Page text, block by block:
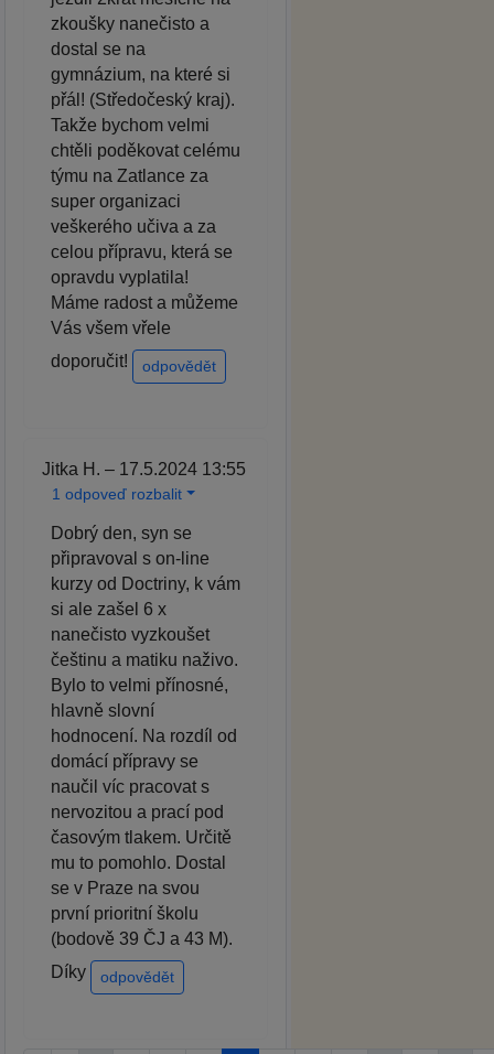
zkoušky nanečisto a
dostal se na
gymnázium, na které si
přál! (Středočeský kraj).
Takže bychom velmi
chtěli poděkovat celému
týmu na Zatlance za
super organizaci
veškerého učiva a za
celou přípravu, která se
opravdu vyplatila!
Máme radost a můžeme
Vás všem vřele
doporučit!
odpovědět
Jitka H. – 17.5.2024 13:55
1 odpoveď rozbalit
Dobrý den, syn se
připravoval s on-line
kurzy od Doctriny, k vám
si ale zašel 6 x
nanečisto vyzkoušet
češtinu a matiku naživo.
Bylo to velmi přínosné,
hlavně slovní
hodnocení. Na rozdíl od
domácí přípravy se
naučil víc pracovat s
nervozitou a prací pod
časovým tlakem. Určitě
mu to pomohlo. Dostal
se v Praze na svou
první prioritní školu
(bodově 39 ČJ a 43 M).
Díky
odpovědět